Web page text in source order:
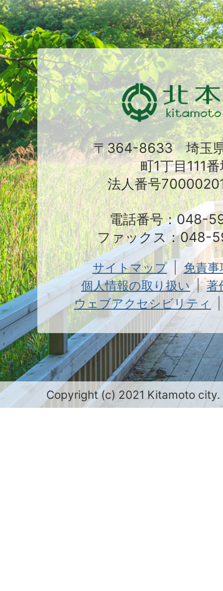
〒364-8633 埼玉
町1丁目111
法人番号
電話番号：048-
ファックス：048-
サイトマップ
免責
個人情報の取り扱い
著
ウェブアクセシビリティ
Copyright (c) 2021 Kitamoto city.